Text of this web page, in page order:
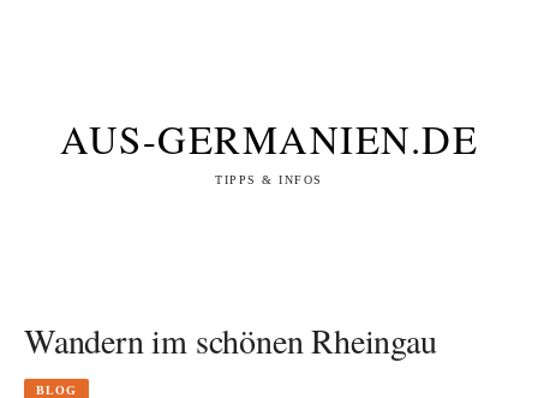
AUS-GERMANIEN.DE
TIPPS & INFOS
Wandern im schönen Rheingau
BLOG